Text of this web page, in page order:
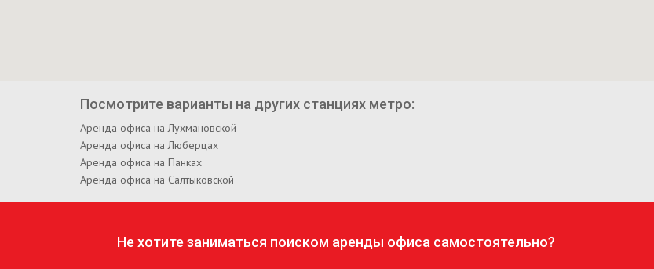
Посмотрите варианты на других станциях метро:
Аренда офиса на Лухмановской
Аренда офиса на Люберцах
Аренда офиса на Панках
Аренда офиса на Салтыковской
Не хотите заниматься поиском аренды офиса самостоятельно?